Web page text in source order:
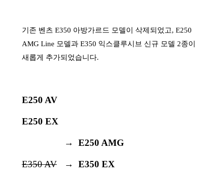
기존 벤츠 E350 아방가르드 모델이 삭제되었고, E250
AMG Line 모델과 E350 익스클루시브 신규 모델 2종이
새롭게 추가되었습니다.
E250 AV
E250 EX
→ E250 AMG
E350 AV→ E350 EX